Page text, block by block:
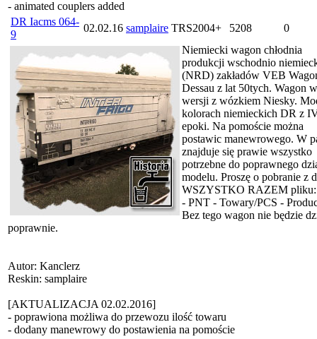
- animated couplers added
DR Iacms 064-
9
02.02.16 samplaire TRS2004+ 5208
0
Niemiecki wagon chłodnia
produkcji wschodnio
(NRD) zakładów VEB
Dessau z lat 50tych. Wagon w
wersji z wózkiem Niesky.
kolorach niemieckich DR z
epoki. Na pomoście można
postawic manewrowego. W
znajduje się prawie wszystko
potrzebne do poprawnego
modelu. Proszę o pobranie z
WSZYSTKO RAZEM pliku:
- PNT - Towary/PCS -
Bez tego wagon nie będzie
poprawnie.
Autor: Kanclerz
Reskin: samplaire
[AKTUALIZACJA 02.02.2016]
- poprawiona możliwa do przewozu ilość towaru
- dodany manewrowy do postawienia na pomoście